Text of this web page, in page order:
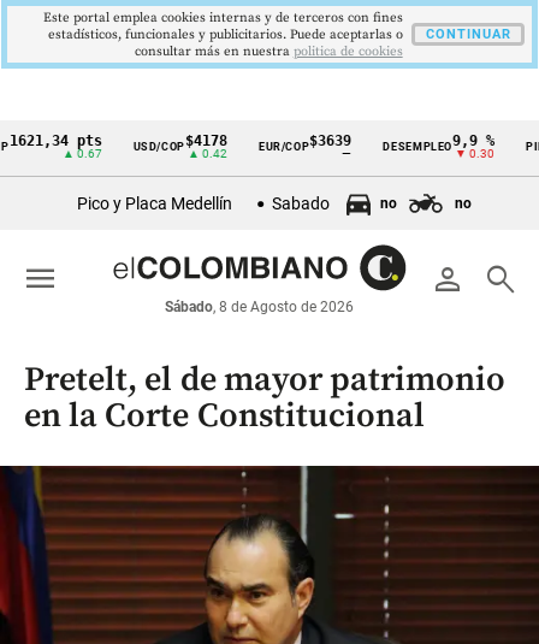
Cintillo
económicos
Colombia
pts USD/COP$4178
▲ 0.42
EUR/COP$3639
—
DESEMPLEO9,9 %
▼ 0.30
PIB 2,8
▲
Pico y Placa Medellín Sabado no no
person search
Sábado, 8 de Agosto de 2026
menu
Pretelt, el de mayor patrimonio
en la Corte Constitucional
Este portal emplea cookies internas y de terceros con fines
estadísticos, funcionales y publicitarios. Puede aceptarlas o
consultar más en nuestra politica de cookies
CONTINUAR